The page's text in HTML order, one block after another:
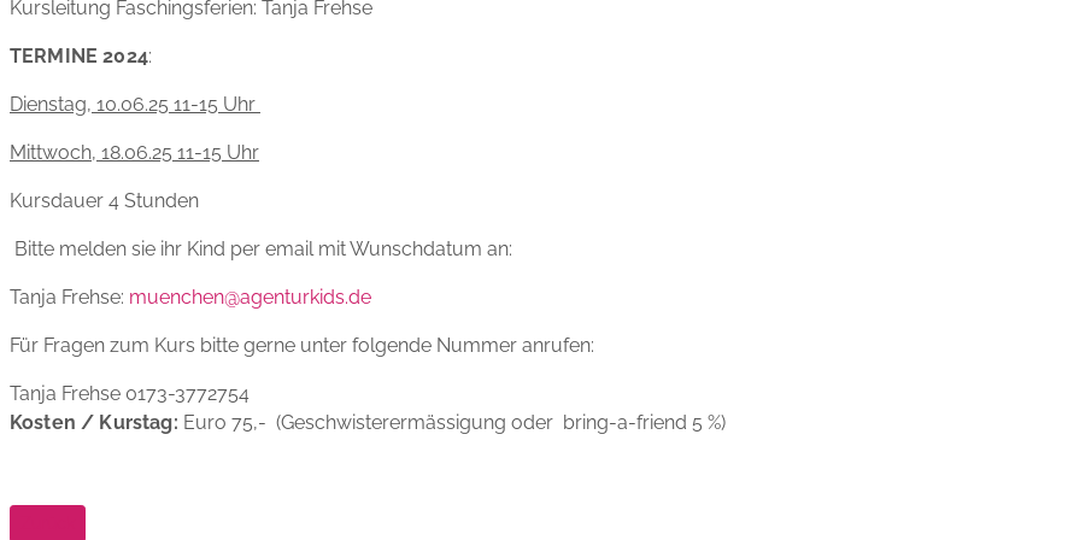
Kursleitung Faschingsferien: Tanja Frehse
TERMINE 2024:
Dienstag, 10.06.25 11-15 Uhr
Mittwoch, 18.06.25 11-15 Uhr
Kursdauer 4 Stunden
Bitte melden sie ihr Kind per email mit Wunschdatum an:
Tanja Frehse: muenchen@agenturkids.de
Für Fragen zum Kurs bitte gerne unter folgende Nummer anrufen:
Tanja Frehse 0173-3772754
Kosten / Kurstag: Euro 75,- (Geschwisterermässigung oder bring-a-friend 5 %)